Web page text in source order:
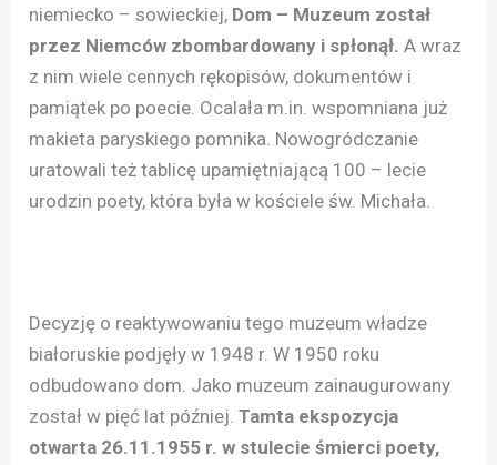
niemiecko – sowieckiej, Dom – Muzeum został
przez Niemców zbombardowany i spłonął. A wraz
z nim wiele cennych rękopisów, dokumentów i
pamiątek po poecie. Ocalała m.in. wspomniana już
makieta paryskiego pomnika. Nowogródczanie
uratowali też tablicę upamiętniającą 100 – lecie
urodzin poety, która była w kościele św. Michała.
Decyzję o reaktywowaniu tego muzeum władze
białoruskie podjęły w 1948 r. W 1950 roku
odbudowano dom. Jako muzeum zainaugurowany
został w pięć lat później. Tamta ekspozycja
otwarta 26.11.1955 r. w stulecie śmierci poety,